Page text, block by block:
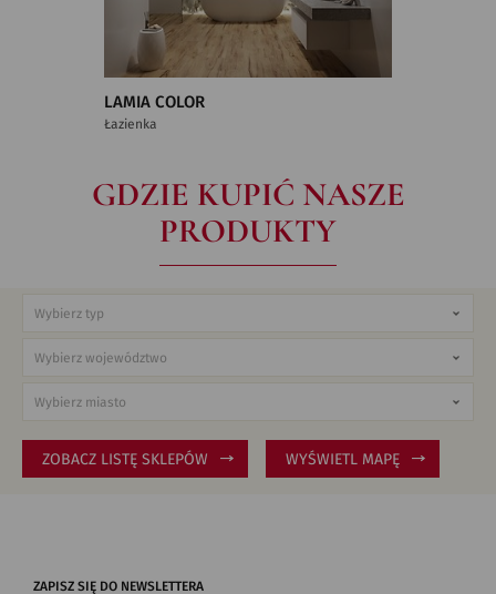
LAMIA COLOR
Łazienka
GDZIE KUPIĆ NASZE
PRODUKTY
ZOBACZ LISTĘ SKLEPÓW WYŚWIETL MAPĘ
ZAPISZ SIĘ DO NEWSLETTERA